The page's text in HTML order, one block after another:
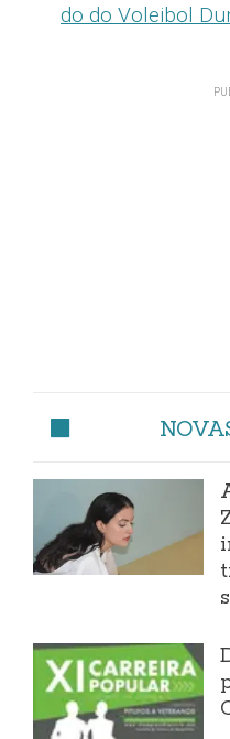
do do Voleibol